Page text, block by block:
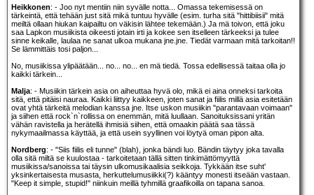
Heikkonen: - Joo nyt mentiin niin syvälle notta... Omassa tekemisessä on
tärkeintä, että tehään just sitä mikä tuntuu hyvälle (esim. turha sitä "hittibiisii" mitä
meiltä ollaan hiukan kaipailtu on väkisin lähtee tekemään.) Ja mä toivon, että joku
saa Lapkon musiikista oikeesti jotain irti ja kokee sen itselleen tärkeeksi ja tulee
sinne keikalle, laulaa ne sanat ulkoa mukana jne.jne. Tiedät varmaan mitä tarkoitan!!
Se lämmittäis tosi paljon...
No, musiikissa ylipäätään... no... no... en mä tiedä. Tossa edellisessä taitaa olla jo
kaikki tärkein...
Malja: - Musiikin tärkein asia on aiheuttaa hyvä olo, mikä ei aina onneksi tarkoita
sitä, että pitäisi nauraa. Kaikki liittyy kaikkeen, joten sanat ja fiilis millä asia esitetään
ovat yhtä tärkeitä melodian kanssa jne. Itse uskon musiikin "parantavaan voimaan"
ja siihen että rock`n`rollissa on enemmän, mitä luullaan. Sanoituksissani yritän
vähän ravistella ja herätellä ihmisiä siihen, että omaakin päätä saa tässä
nykymaailmassa käyttää, ja että usein syyllinen voi löytyä oman pipon alta.
Nordberg: - "Siis fiilis eli tunne" (blah), jonka bändi luo. Bändin täytyy joka tavalla
olla sitä miltä se kuulostaa - tarkoitetaan tällä sitten tinkimättömyyttä
musiikissa/sanoissa tai täysin ulkomusikaalisia seikkoja. Tykkään itse suht'
yksinkertaisesta musasta, herkuttelumusiikki(?) kääntyy monesti itseään vastaan.
"Keep it simple, stupid!" niinkuin meillä tyhmillä graafikoilla on tapana sanoa.